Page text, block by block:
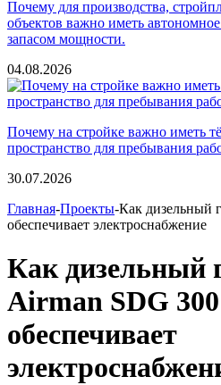
Почему для производства,
объектов важно иметь
запасом мощности.
04.08.2026
Почему на стройке важно иметь
пространство для пребывания
30.07.2026
Главная-Проекты-Как дизельный
обеспечивает электроснабжение
Как дизельный
Airman SDG 300
обеспечивает